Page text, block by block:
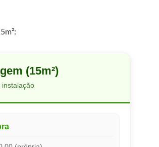
(15m²)